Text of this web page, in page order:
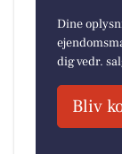
Dine
dig vedr.
Bliv